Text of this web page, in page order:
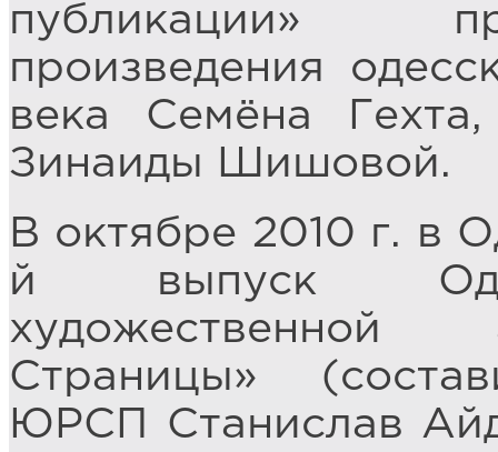
публикации»
произведения
века Семёна
Зинаиды Шишовой.
В октябре 2010 г. в
й выпуск
художественной
Страницы»
ЮРСП Станислав